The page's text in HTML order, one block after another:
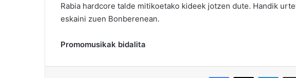
Rabia hardcore talde mitikoetako kideek jotzen dute. Handik
eskaini zuen Bonberenean.
Promomusikak bidalita